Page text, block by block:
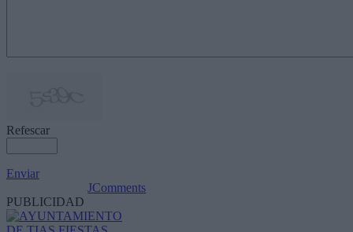
Refescar
Enviar
JComments
PUBLICIDAD